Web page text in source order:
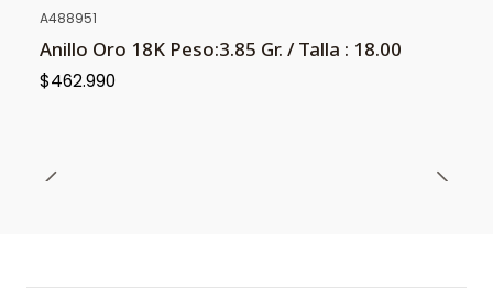
A488951
Anillo Oro 18K Peso:3.85 Gr. / Talla : 18.00
$462.990